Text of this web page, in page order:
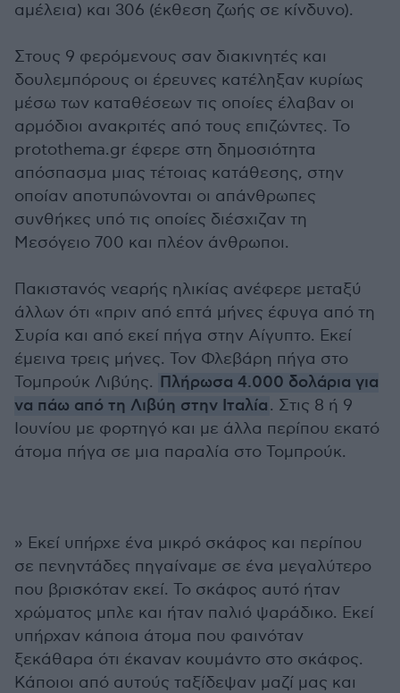
αμέλεια) και 306 (έκθεση ζωής σε κίνδυνο).
Στους 9 φερόμενους σαν διακινητές και
δουλεμπόρους οι έρευνες κατέληξαν κυρίως
μέσω των καταθέσεων τις οποίες έλαβαν οι
αρμόδιοι ανακριτές από τους επιζώντες. Το
protothema.gr έφερε στη δημοσιότητα
απόσπασμα μιας τέτοιας κατάθεσης, στην
οποίαν αποτυπώνονται οι απάνθρωπες
συνθήκες υπό τις οποίες διέσχιζαν τη
Μεσόγειο 700 και πλέον άνθρωποι.
Πακιστανός νεαρής ηλικίας ανέφερε μεταξύ
άλλων ότι «πριν από επτά μήνες έφυγα από τη
Συρία και από εκεί πήγα στην Αίγυπτο. Εκεί
έμεινα τρεις μήνες. Τον Φλεβάρη πήγα στο
Τομπρούκ Λιβύης. Πλήρωσα 4.000 δολάρια για
να πάω από τη Λιβύη στην Ιταλία. Στις 8 ή 9
Ιουνίου με φορτηγό και με άλλα περίπου εκατό
άτομα πήγα σε μια παραλία στο Τομπρούκ.
» Εκεί υπήρχε ένα μικρό σκάφος και περίπου
σε πενηντάδες πηγαίναμε σε ένα μεγαλύτερο
που βρισκόταν εκεί. Το σκάφος αυτό ήταν
χρώματος μπλε και ήταν παλιό ψαράδικο. Εκεί
υπήρχαν κάποια άτομα που φαινόταν
ξεκάθαρα ότι έκαναν κουμάντο στο σκάφος.
Κάποιοι από αυτούς ταξίδεψαν μαζί μας και